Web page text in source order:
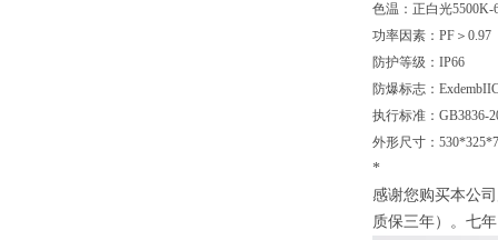
色温：正白光5500K-
功率因素：PF＞0.97
防护等级：IP66
防爆标志：
执行标准：GB3836-
外形尺寸：
*
感谢您购买本公
质保三年）。七